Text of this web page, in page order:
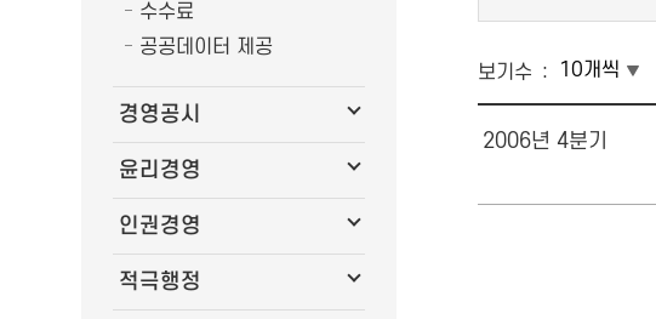
수수료
공공데이터 제공
경영공시
윤리경영
인권경영
적극행정
보기수
2006년 4분기